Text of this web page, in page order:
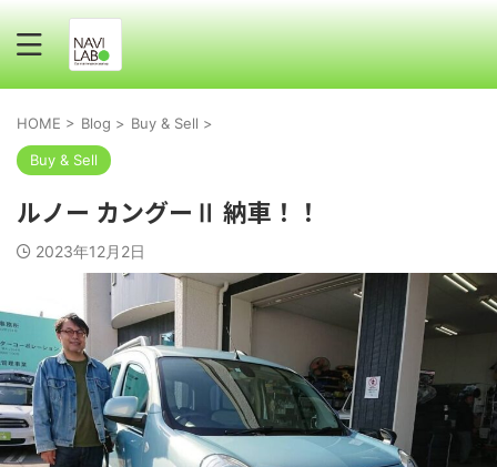
HOME > Blog > Buy & Sell >
Buy & Sell
ルノー カングーⅡ 納車！！
2023年12月2日